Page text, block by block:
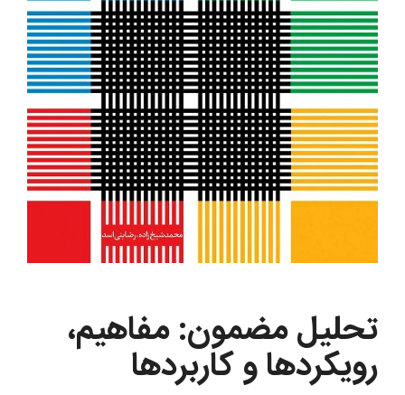
تحلیل مضمون: مفاهیم،
رویکردها و کاربردها